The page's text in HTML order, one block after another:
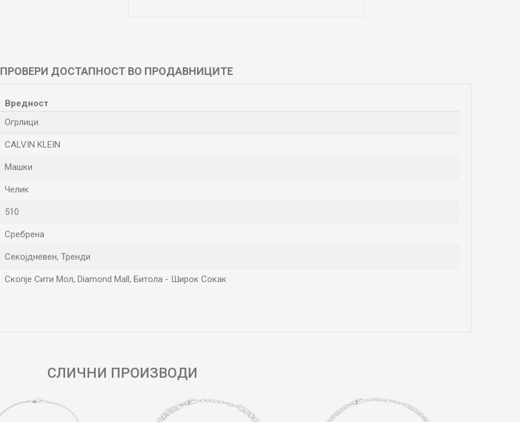
ПРОВЕРИ ДОСТАПНОСТ ВО ПРОДАВНИЦИТЕ
Вредност
Огрлици
CALVIN KLEIN
Машки
Челик
510
Сребрена
Секојдневен, Тренди
Скопје Сити Мол, Diamond Mall, Битола - Широк Сокак
СЛИЧНИ ПРОИЗВОДИ